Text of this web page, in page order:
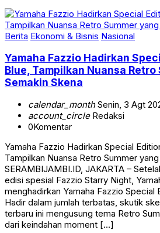
Berita Ekonomi & Bisnis Nasional
Yamaha Fazzio Hadirkan
Blue, Tampilkan Nuansa Retro
Semakin Skena
calendar_monthSenin, 3 Agt
account_circleRedaksi
0Komentar
Yamaha Fazzio Hadirkan Special
Tampilkan Nuansa Retro Summer
SERAMBIJAMBI.ID, JAKARTA –
edisi spesial Fazzio Starry Night,
menghadirkan Yamaha Fazzio Special
Hadir dalam jumlah terbatas, skutik
terbaru ini mengusung tema Retro
dari keindahan moment […]